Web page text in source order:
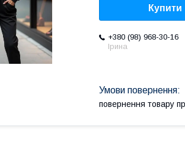
Купити
+380 (98) 968-30-16
Ірина
повернення товару